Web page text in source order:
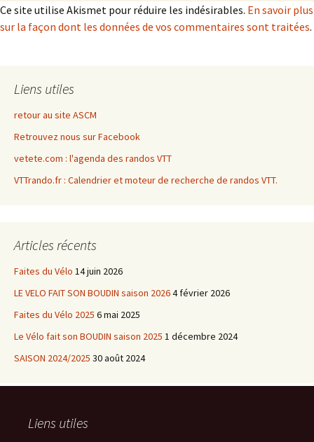
Ce site utilise Akismet pour réduire les indésirables. En savoir plus
sur la façon dont les données de vos commentaires sont traitées.
Liens utiles
retour au site ASCM
Retrouvez nous sur Facebook
vetete.com : l'agenda des randos VTT
VTTrando.fr : Calendrier et moteur de recherche de randos VTT.
Articles récents
Faites du Vélo 14 juin 2026
LE VELO FAIT SON BOUDIN saison 20264 février 2026
Faites du Vélo 2025 6 mai 2025
Le Vélo fait son BOUDIN saison 2025 1 décembre 2024
SAISON 2024/2025 30 août 2024
Liens utiles